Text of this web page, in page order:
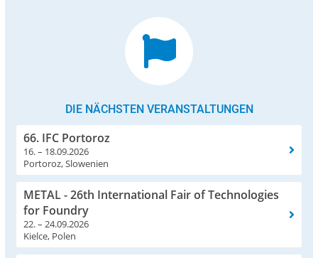
DIE NÄCHSTEN VERANSTALTUNGEN
66. IFC Portoroz
16. – 18.09.2026
Portoroz, Slowenien
METAL - 26th International Fair of Technologies
for Foundry
22. – 24.09.2026
Kielce, Polen